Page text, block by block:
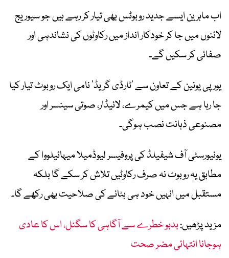
اب ماہرین ایسے جدید روبوٹس بھی تیار کر رہے ہیں جو سیوریج
لائنوں میں جا کر خودکار انداز میں رکاوٹوں کی نشاندہی اور
صفائی کر سکیں گے۔
یورپی یونین کے تعاون سے ’ٹارڈی گریڈ‘ نامی ایک روبوٹ تیار کیا
جا رہا ہے جس میں کیمرے، لائیڈار، صوتی سینسر اور
مصنوعی ذہانت نصب ہوگی۔
یونیورسٹی آف شیفیلڈ کی پروفیسر لیوڈمیلا میہائیلووا کے
مطابق یہ روبوٹ نہ صرف رکاوٹیں تلاش کر سکے گا بلکہ
مستقبل میں انہیں خود ہی ہٹانے کی صلاحیت بھی رکھے گا۔
مزید پڑھیں:بدبو خطرے سے آگاہی کا سگنل، اس کا عادی
ہوجانا انتہائی مضر صحت